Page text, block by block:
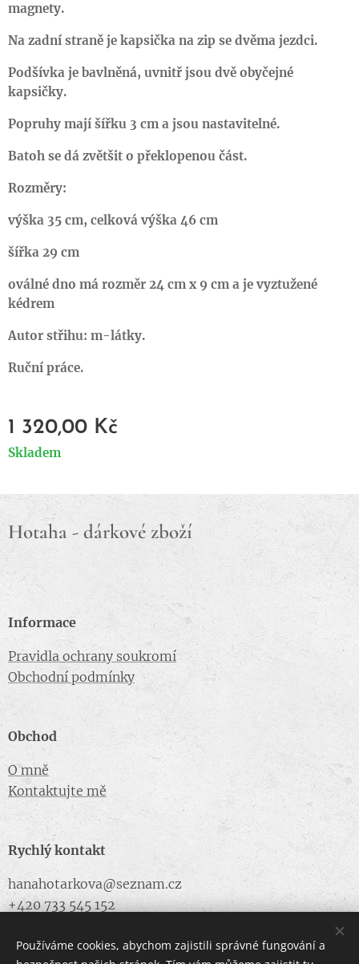
magnety.
Na zadní straně je kapsička na zip se dvěma jezdci.
Podšívka je bavlněná, uvnitř jsou dvě obyčejné
kapsičky.
Popruhy mají šířku 3 cm a jsou nastavitelné.
Batoh se dá zvětšit o překlopenou část.
Rozměry:
výška 35 cm, celková výška 46 cm
šířka 29 cm
oválné dno má rozměr 24 cm x 9 cm a je vyztužené
kédrem
Autor střihu: m-látky.
Ruční práce.
1 320,00 Kč
Skladem
Hotaha - dárkové zboží
Informace
Pravidla ochrany soukromí
Obchodní podmínky
Obchod
O mně
Kontaktujte mě
Rychlý kontakt
hanahotarkova@seznam.cz
+420 733 545 152
Používáme cookies, abychom zajistili správné fungování a